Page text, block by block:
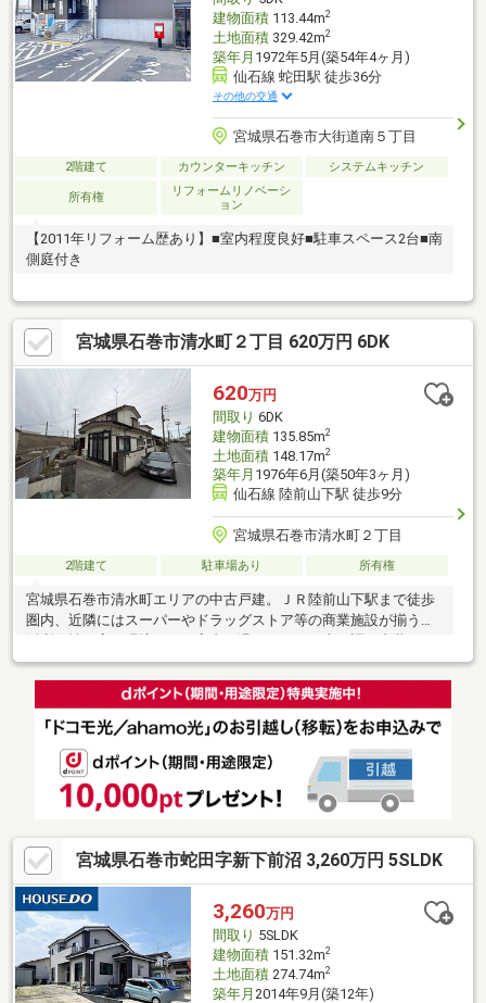
建物面積113.44m2
土地面積329.42m2
築年月 1972年5月(築54年4ヶ月)
仙石線 蛇田駅 徒歩36分
その他の交通
宮城県石巻市大街道南５丁目
2階建て カウンターキッチン システムキッチン
所有権
リフォームリノベーシ
ョン
【2011年リフォーム歴あり】■室内程度良好■駐車スペース2台■南
側庭付き
宮城県石巻市清水町２丁目 620万円 6DK
620万円
間取り 6DK
建物面積135.85m2
土地面積148.17m2
築年月 1976年6月(築50年3ヶ月)
仙石線 陸前山下駅 徒歩9分
宮城県石巻市清水町２丁目
2階建て 駐車場あり 所有権
宮城県石巻市清水町エリアの中古戸建。ＪＲ陸前山下駅まで徒歩
圏内、近隣にはスーパーやドラッグストア等の商業施設が揃う生
自分好みにＤＩＹやリノベー
宮城県石巻市蛇田字新下前沼 3,260万円 5SLDK
3,260万円
間取り 5SLDK
建物面積151.32m2
土地面積274.74m2
築年月 2014年9月(築12年)